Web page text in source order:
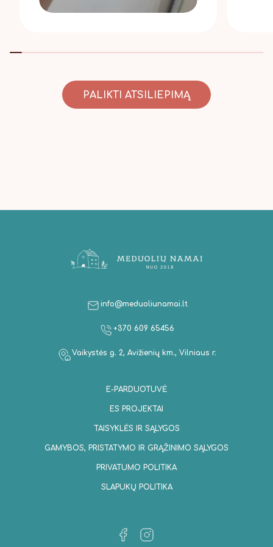
PALIKTI ATSILIEPIMĄ
info@meduoliunamai.lt
+370 609 65456
Vaikystės g. 2, Avižienių km., Vilniaus r.
E-PARDUOTUVĖ
ES PROJEKTAI
TAISYKLĖS IR SĄLYGOS
GAMYBOS, PRISTATYMO IR GRĄŽINIMO SĄLYGOS
PRIVATUMO POLITIKA
SLAPUKŲ POLITIKA